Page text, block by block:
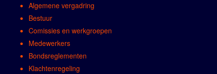
Algemene vergadring
Bestuur
Comissies en werkgroepen
Medewerkers
Bondsreglementen
Klachtenregeling